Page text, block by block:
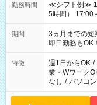
勤務時間
≪シフト例≫
5時間） 17:00～翌
働く時間は調
期間
3ヵ月までの
即日勤務もOK！
特徴 週1日からOK /
業・Wワーク
なし / パソコ